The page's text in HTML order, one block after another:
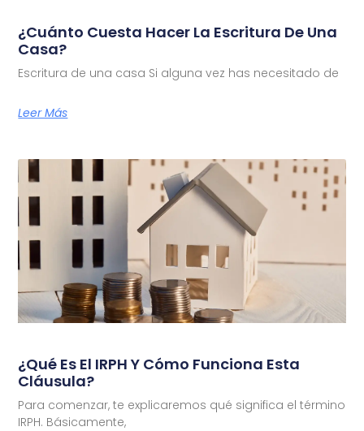
¿Cuánto Cuesta Hacer La Escritura De Una
Casa?
Escritura de una casa Si alguna vez has necesitado de
Leer Más
¿Qué Es El IRPH Y Cómo Funciona Esta
Cláusula?
Para comenzar, te explicaremos qué significa el término
IRPH. Básicamente,